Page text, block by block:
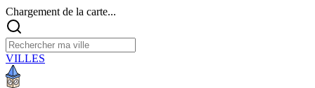
Chargement de la carte...
VILLES